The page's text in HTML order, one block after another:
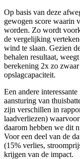
Op basis van deze
gewogen score waarin
worden. Zo wordt
de vergelijking
wind te slaan. Gezien
behalen resultaat,
berekening 2x zo
opslagcapaciteit.
Een andere
aansturing van
zijn verschillen in
laadverliezen)
daarom hebben we dit
Voor een deel van de
(15% verlies,
krijgen van de impact.